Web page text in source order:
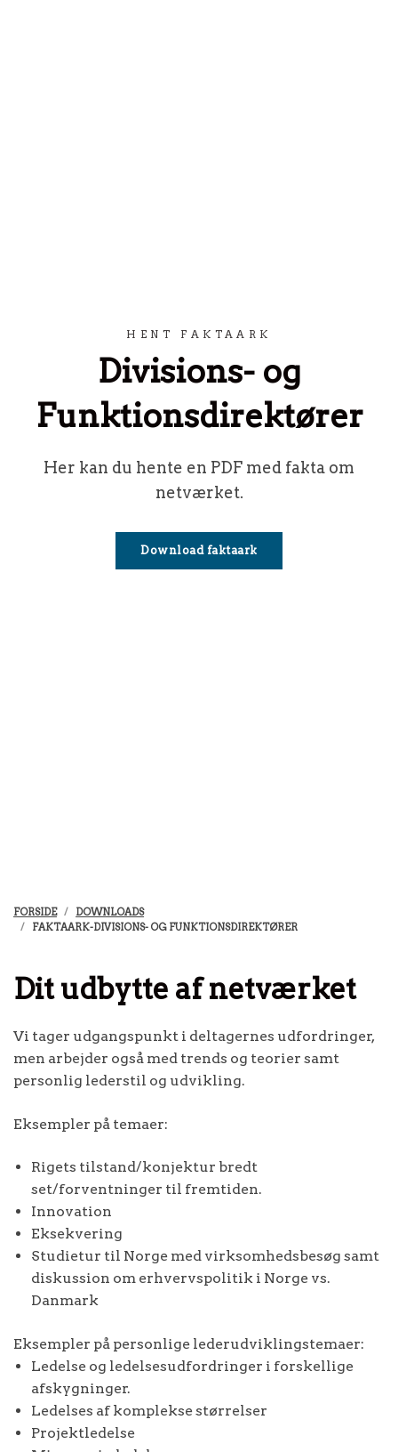
HENT FAKTAARK
Divisions- og
Funktionsdirektører
Her kan du hente en PDF med fakta om
netværket.
Download faktaark
FORSIDE
DOWNLOADS
FAKTAARK-DIVISIONS- OG FUNKTIONSDIREKTØRER
Dit udbytte af netværket
Vi tager udgangspunkt i deltagernes udfordringer,
men arbejder også med trends og teorier samt
personlig lederstil og udvikling.
Eksempler på temaer:
Rigets tilstand/konjektur bredt
set/forventninger til fremtiden.
Innovation
Eksekvering
Studietur til Norge med virksomhedsbesøg samt
diskussion om erhvervspolitik i Norge vs.
Danmark
Eksempler på personlige lederudviklingstemaer:
Ledelse og ledelsesudfordringer i forskellige
afskygninger.
Ledelses af komplekse størrelser
Projektledelse